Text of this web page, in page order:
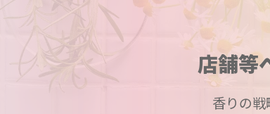
店舗等
香りの